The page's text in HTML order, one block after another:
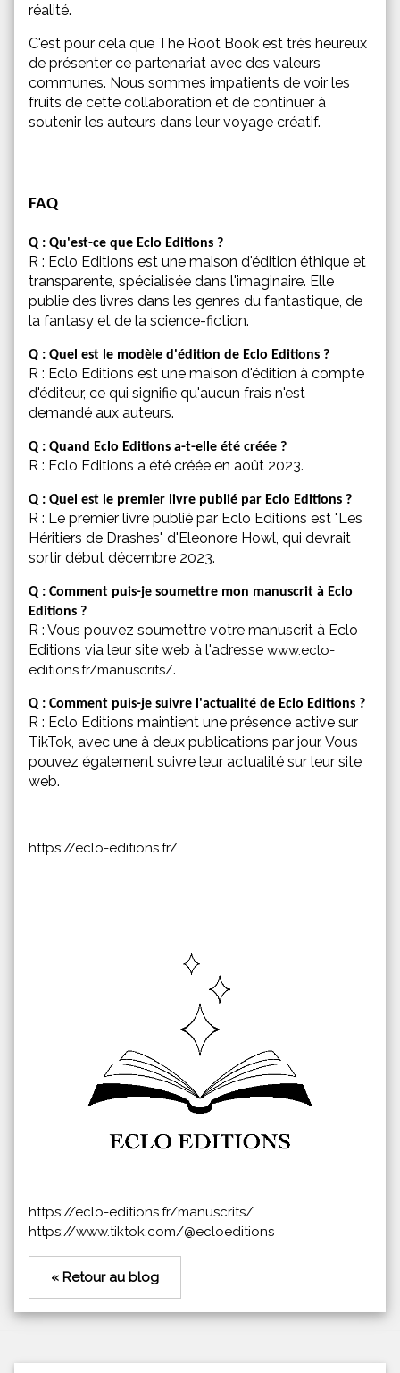
réalité.
C'est pour cela que The Root Book est très heureux
de présenter ce partenariat avec des valeurs
communes. Nous sommes impatients de voir les
fruits de cette collaboration et de continuer à
soutenir les auteurs dans leur voyage créatif.
FAQ
Q : Qu'est-ce que Eclo Editions ?
R : Eclo Editions est une maison d'édition éthique et
transparente, spécialisée dans l'imaginaire. Elle
publie des livres dans les genres du fantastique, de
la fantasy et de la science-fiction.
Q : Quel est le modèle d'édition de Eclo Editions ?
R : Eclo Editions est une maison d'édition à compte
d'éditeur, ce qui signifie qu'aucun frais n'est
demandé aux auteurs.
Q : Quand Eclo Editions a-t-elle été créée ?
R : Eclo Editions a été créée en août 2023.
Q : Quel est le premier livre publié par Eclo Editions ?
R : Le premier livre publié par Eclo Editions est "Les
Héritiers de Drashes" d'Eleonore Howl, qui devrait
sortir début décembre 2023.
Q : Comment puis-je soumettre mon manuscrit à Eclo
Editions ?
R : Vous pouvez soumettre votre manuscrit à Eclo
Editions via leur site web à l'adresse www.eclo-
editions.fr/manuscrits/.
Q : Comment puis-je suivre l'actualité de Eclo Editions ?
R : Eclo Editions maintient une présence active sur
TikTok, avec une à deux publications par jour. Vous
pouvez également suivre leur actualité sur leur site
web.
https://eclo-editions.fr/
https://eclo-editions.fr/manuscrits/
https://www.tiktok.com/@ecloeditions
« Retour au blog